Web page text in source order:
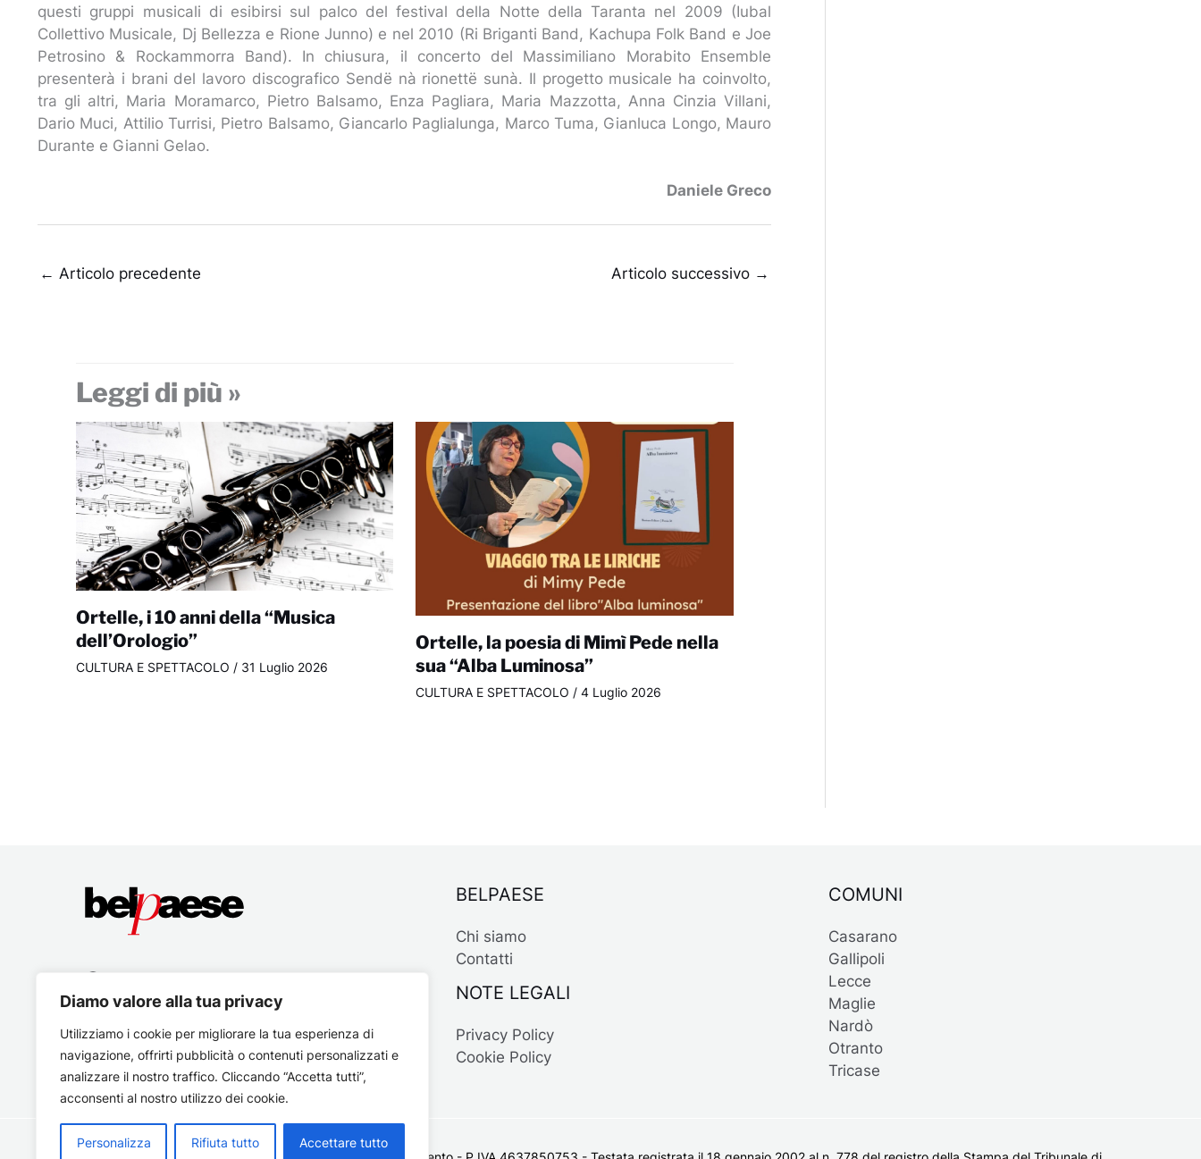
Diamo valore alla tua privacy
Utilizziamo i cookie per migliorare la tua esperienza di
navigazione, offrirti pubblicità o contenuti personalizzati e
analizzare il nostro traffico. Cliccando “Accetta tutti”,
acconsenti al nostro utilizzo dei cookie.
Personalizza Rifiuta tutto Accettare tutto
questi gruppi musicali di esibirsi sul palco del festival della Notte della Taranta nel 2009 (Iubal
Collettivo Musicale, Dj Bellezza e Rione Junno) e nel 2010 (Ri Briganti Band, Kachupa Folk Band e Joe
Petrosino & Rockammorra Band). In chiusura, il concerto del Massimiliano Morabito Ensemble
presenterà i brani del lavoro discografico Sendë nà rionettë sunà. Il progetto musicale ha coinvolto,
tra gli altri, Maria Moramarco, Pietro Balsamo, Enza Pagliara, Maria Mazzotta, Anna Cinzia Villani,
Dario Muci, Attilio Turrisi, Pietro Balsamo, Giancarlo Paglialunga, Marco Tuma, Gianluca Longo, Mauro
Durante e Gianni Gelao.
Daniele Greco
← Articolo precedente Articolo successivo →
Leggi di più »
Ortelle, i 10 anni della “Musica
dell’Orologio”
CULTURA E SPETTACOLO / 31 Luglio 2026
Ortelle, la poesia di Mimì Pede nella
sua “Alba Luminosa”
CULTURA E SPETTACOLO / 4 Luglio 2026
BELPAESE
Chi siamo
Contatti
NOTE LEGALI
Privacy Policy
Cookie Policy
COMUNI
Casarano
Gallipoli
Lecce
Maglie
Nardò
Otranto
Tricase